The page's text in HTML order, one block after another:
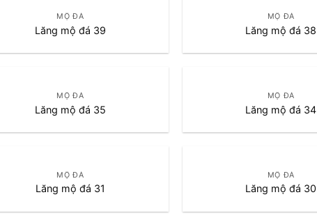
MỘ ĐÁ
Lăng mộ đá 39
MỘ ĐÁ
Lăng mộ đá 38
MỘ ĐÁ
Lăng mộ đá 35
MỘ ĐÁ
Lăng mộ đá 34
MỘ ĐÁ
Lăng mộ đá 31
MỘ ĐÁ
Lăng mộ đá 30